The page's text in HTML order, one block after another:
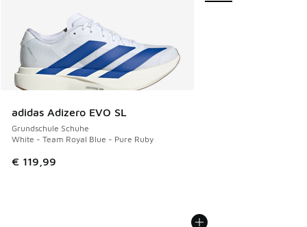
adidas Adizero EVO SL
Grundschule Schuhe
White - Team Royal Blue - Pure Ruby
€ 119,99